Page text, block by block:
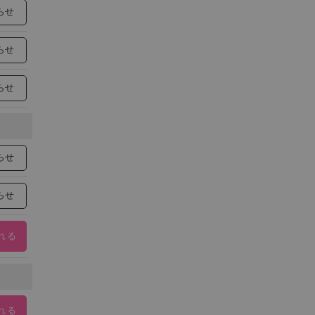
せ
せ
せ
せ
せ
る
る